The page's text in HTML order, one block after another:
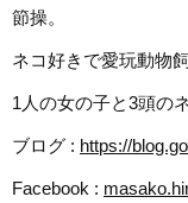
節操。
ネコ好きで愛玩動物
1人の女の子と3頭の
ブログ : https://
Facebook :